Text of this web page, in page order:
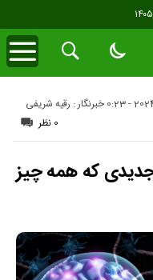
خبرنگار : رقیه شریفی
0 نظر
که همه چیز